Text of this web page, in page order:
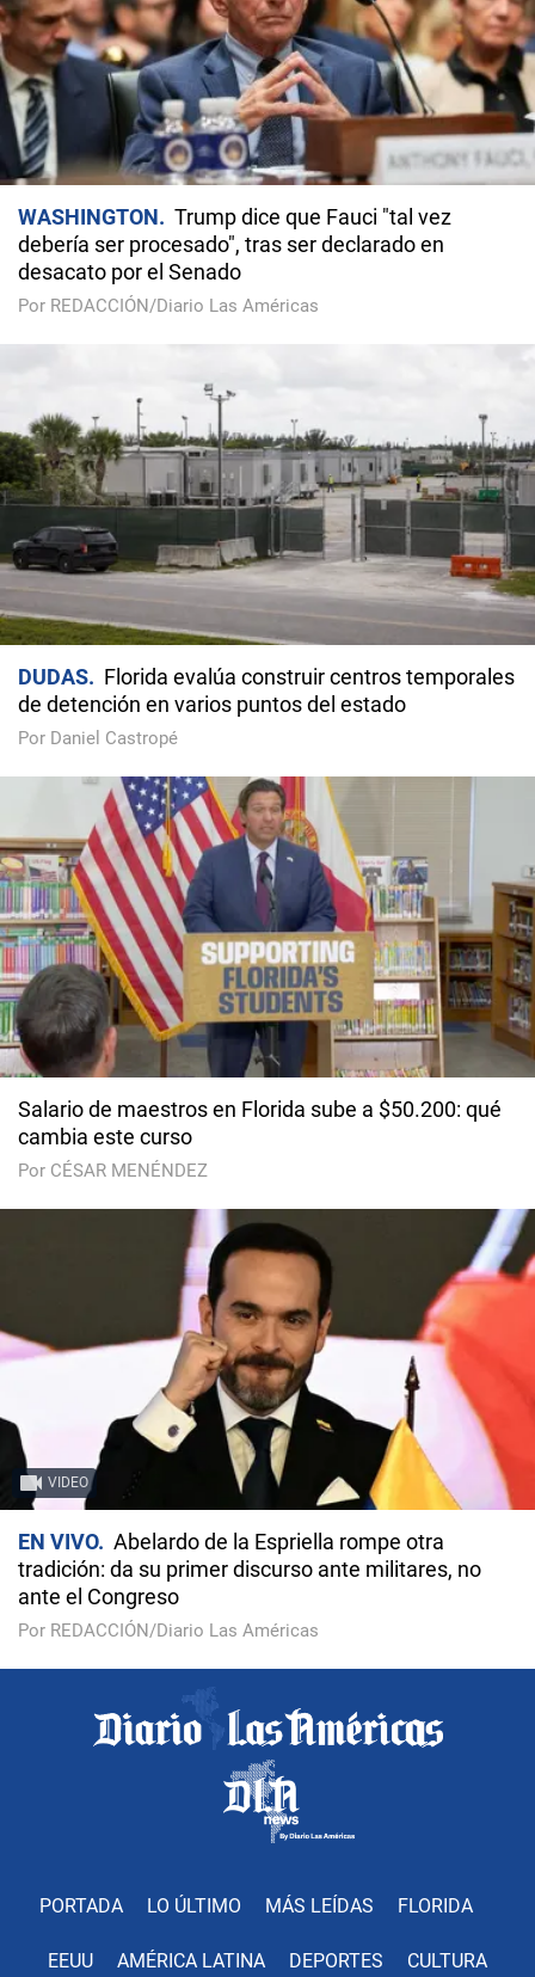
WASHINGTON
Trump dice que Fauci "tal vez
debería ser procesado", tras ser declarado en
desacato por el Senado
Por REDACCIÓN/Diario Las Américas
DUDAS
Florida evalúa construir centros temporales
de detención en varios puntos del estado
Por Daniel Castropé
Salario de maestros en Florida sube a $50.200: qué
cambia este curso
Por CÉSAR MENÉNDEZ
VIDEO
EN VIVO
Abelardo de la Espriella rompe otra
tradición: da su primer discurso ante militares, no
ante el Congreso
Por REDACCIÓN/Diario Las Américas
PORTADA LO ÚLTIMO MÁS LEÍDAS FLORIDA
EEUU AMÉRICA LATINA DEPORTES CULTURA